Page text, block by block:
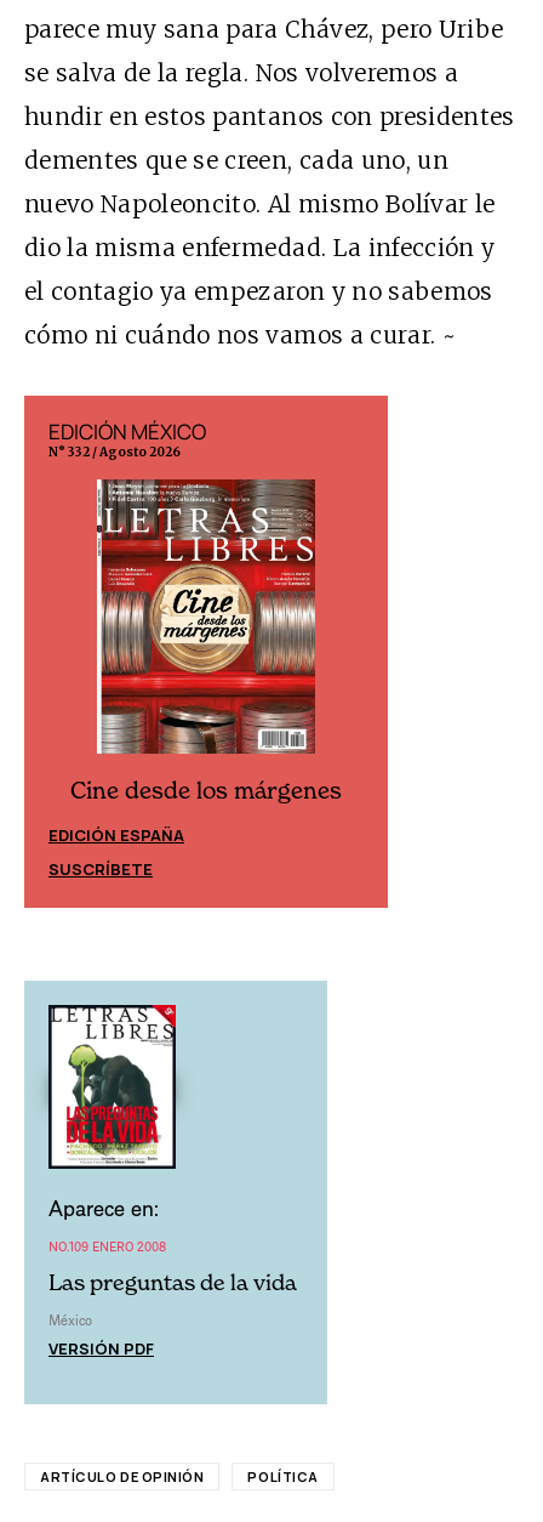
parece muy sana para Chávez, pero Uribe
se salva de la regla. Nos volveremos a
hundir en estos pantanos con presidentes
dementes que se creen, cada uno, un
nuevo Napoleoncito. Al mismo Bolívar le
dio la misma enfermedad. La infección y
el contagio ya empezaron y no sabemos
cómo ni cuándo nos vamos a curar. ~
EDICIÓN MÉXICO
N° 332 / Agosto 2026
Cine desde los márgenes
EDICIÓN ESPAÑA
SUSCRÍBETE
Aparece en:
NO.109 ENERO 2008
Las preguntas de la vida
México
VERSIÓN PDF
ARTÍCULO DE OPINIÓN POLÍTICA